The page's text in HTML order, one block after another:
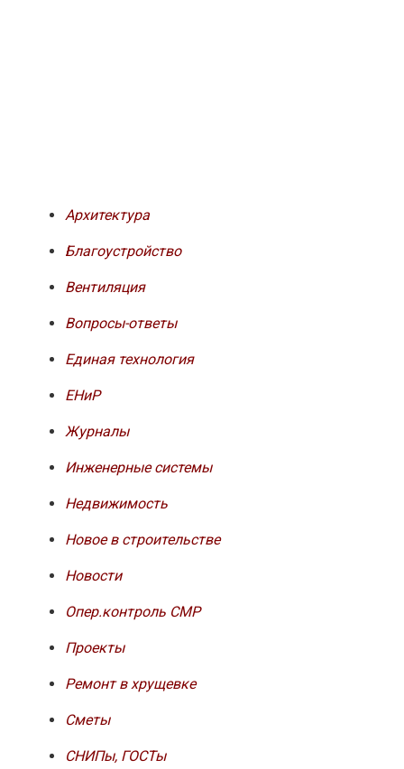
Архитектура
Благоустройство
Вентиляция
Вопросы-ответы
Единая технология
ЕНиР
Журналы
Инженерные системы
Недвижимость
Новое в строительстве
Новости
Опер.контроль СМР
Проекты
Ремонт в хрущевке
Сметы
СНИПы, ГОСТы